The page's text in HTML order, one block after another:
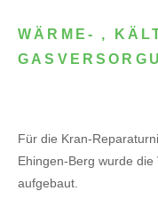
WÄRME- ,
Für die Kran-
Ehingen-Berg wurde
aufgebaut.